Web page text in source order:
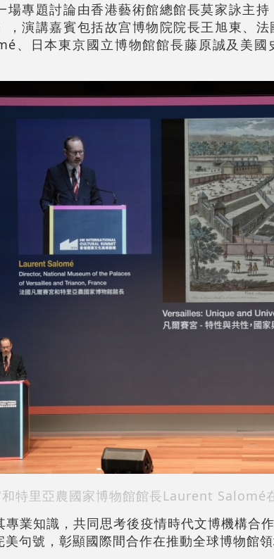
場專題討論由香港藝術館總館長莫家詠主
，演講嘉賓包括故宫博物院院長王旭東、
、日本東京國立博物館館長藤原誠及美國
特里亞農國家博物館館長Laurent Salomé
專業知識，共同思考後疫情時代文博機構合
句號，彰顯國際間合作在推動全球博物館